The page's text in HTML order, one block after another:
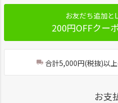
お友だち追加と
200円OFFクー
合計5,000円(税抜)以
お支